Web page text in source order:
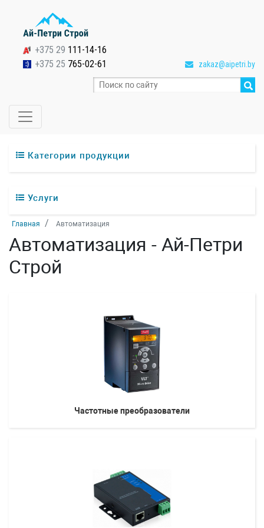
+375 29 111-14-16
+375 25 765-02-61 zakaz@aipetri.by
Категории продукции
Услуги
Главная Автоматизация
Автоматизация - Ай-Петpи
Строй
Частотные преобразователи